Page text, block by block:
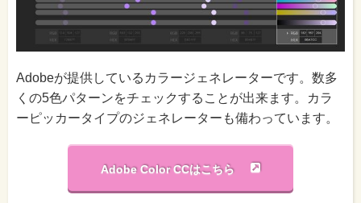
Adobeが提供しているカラージェネレーターです。数多
くの5色パターンをチェックすることが出来ます。カラ
ーピッカータイプのジェネレーターも備わっています。
Adobe Color CCはこちら